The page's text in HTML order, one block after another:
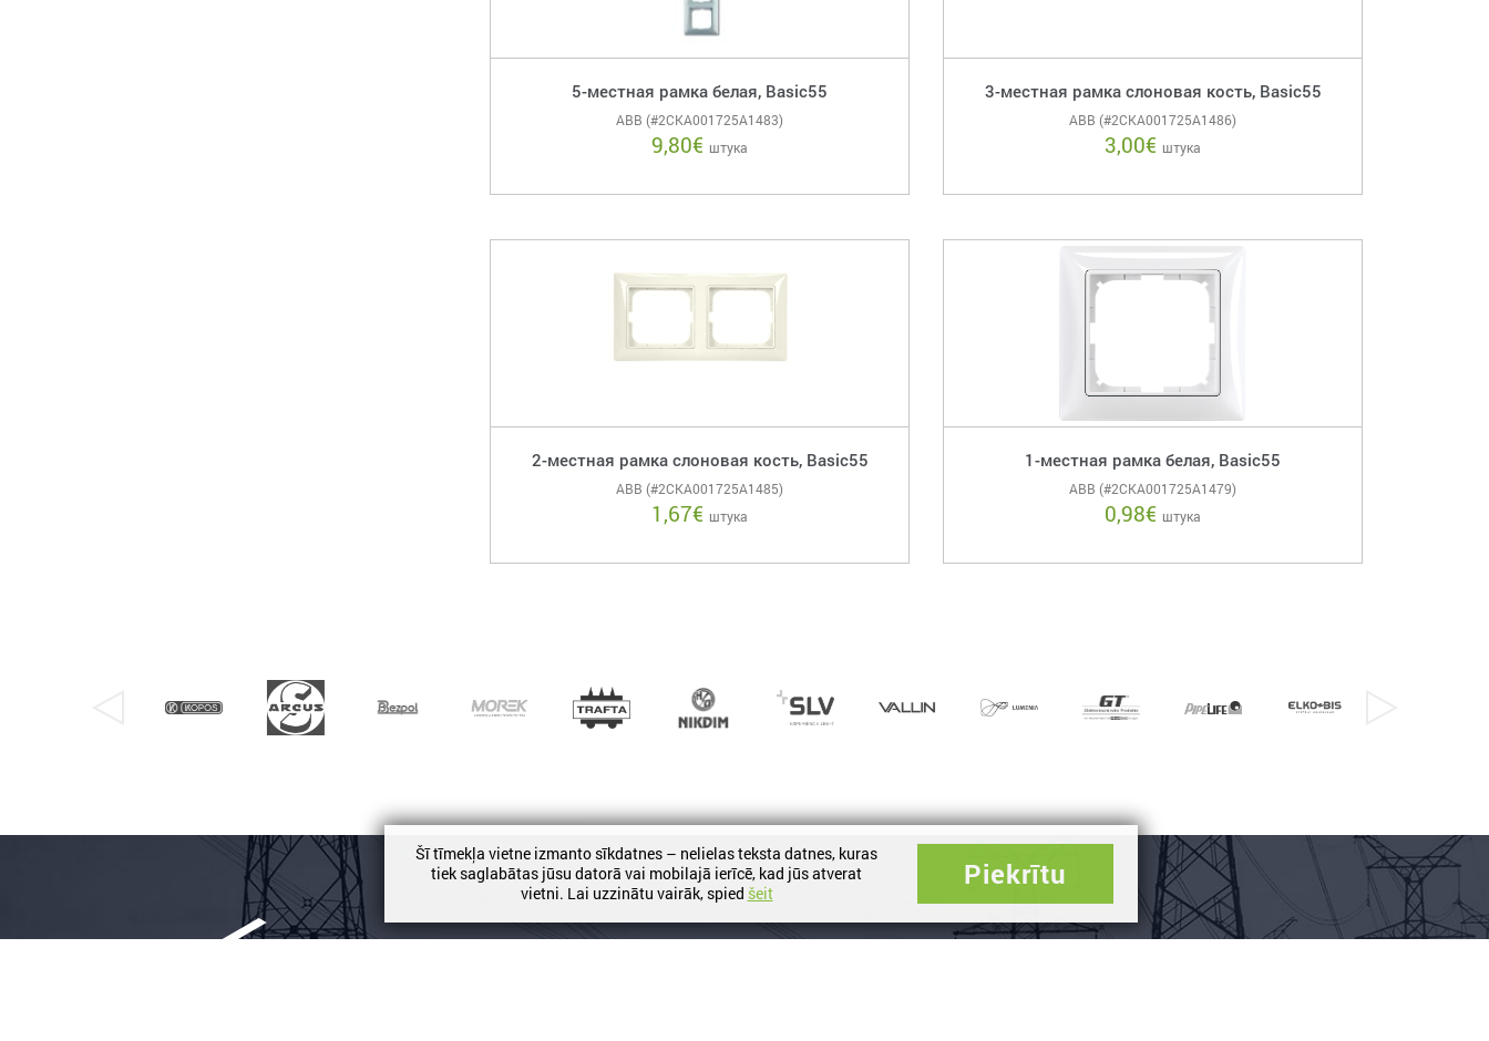
5-местная рамка белая, Basic55
ABB (#2CKA001725A1483)
9,80€ штука
3-местная рамка слоновая кость, Basic55
ABB (#2CKA001725A1486)
3,00€ штука
2-местная рамка слоновая кость, Basic55
ABB (#2CKA001725A1485)
1,67€ штука
1-местная рамка белая, Basic55
ABB (#2CKA001725A1479)
0,98€ штука
Šī tīmekļa vietne izmanto sīkdatnes – nelielas teksta datnes, kuras
tiek saglabātas jūsu datorā vai mobilajā ierīcē, kad jūs atverat
vietni. Lai uzzinātu vairāk, spied šeit
Piekrītu